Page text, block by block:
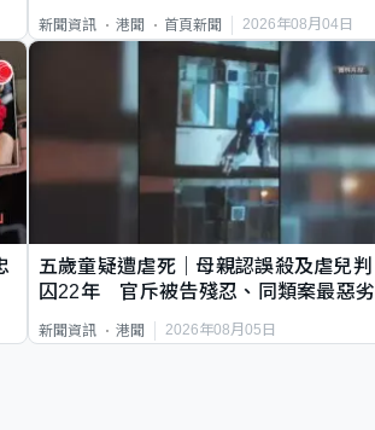
新聞資訊 港聞 首頁新聞 2026年08月04日
五歲童疑遭虐死｜母親認誤殺及虐兒判
囚22年 官斥被告殘忍、同類案最惡劣
新聞資訊 港聞 2026年08月05日